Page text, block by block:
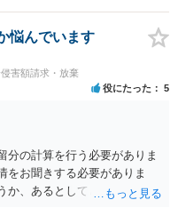
悩んでいます
害額請求・放棄
役にたった 5
分の計算を行う必要がありま
をお聞きする必要がありま
か、あるとしてどの程度の金